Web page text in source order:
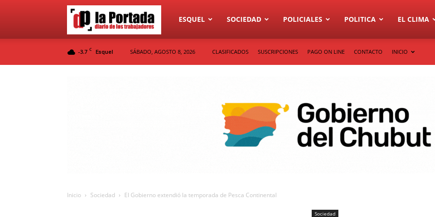
Diario
ESQUEL SOCIEDAD POLICIALES POLITICA EL CLIMA
-3.7 C Esquel SÁBADO, AGOSTO 8, 2026 CLASIFICADOS SUSCRIPCIONES PAGO ON LINE CONTACTO INICIO
Inicio Sociedad El Gobierno extendió la temporada de Pesca Continental
Sociedad